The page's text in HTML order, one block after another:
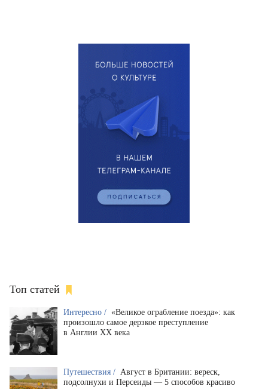
Топ статей
Интересно / «Великое ограбление поезда»: как
произошло самое дерзкое преступление
в Англии XX века
Путешествия / Август в Британии: вереск,
подсолнухи и Персеиды — 5 способов красиво